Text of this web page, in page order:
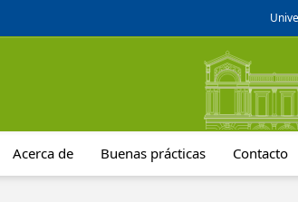
Acerca de Buenas prácticas Contacto